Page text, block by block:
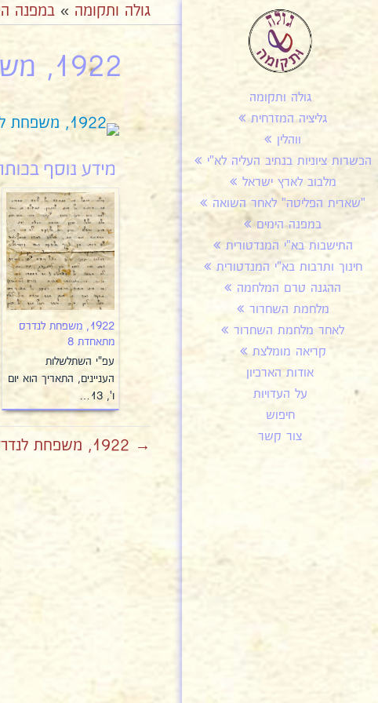
גולה ותקומה
גליציה המזרחית
ווהלין
הכשרות ציוניות בנתיב העליה לא"י
מלבוב לארץ ישראל
"שארית הפליטה" לאחר השואה
במפנה הימים
התישבות בא"י המנדטורית
חינוך ותרבות בא"י המנדטורית
ההגנה טרם המלחמה
מלחמת השחרור
לאחר מלחמת השחרור
קריאה מומלצת
אודות הארכיון
על העדויות
חיפוש
צור קשר
גולה ותקומה » במפנה
1922, משפחת לנדרס מתאחדת 8ג
1922, משפחת לנדרס
מתאחדת 8
עפ"י השתלשלות
העניינים, התאריך הוא יום
ו', 13…
→ 1922, משפחת לנדרס מתאחדת 8ב